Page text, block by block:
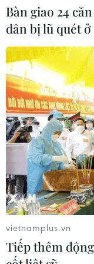
Lở đất tại
người thiệt mạng
04/08/2026 10:53
Động đất tại
thiệt mạng đã
người
04/08/2026 10:17
Mỹ: Cháy rừng
khiến khoảng
tán
Bàn giao 24
dân bị lũ quét
vietnamplus.vn
Tiếp thêm